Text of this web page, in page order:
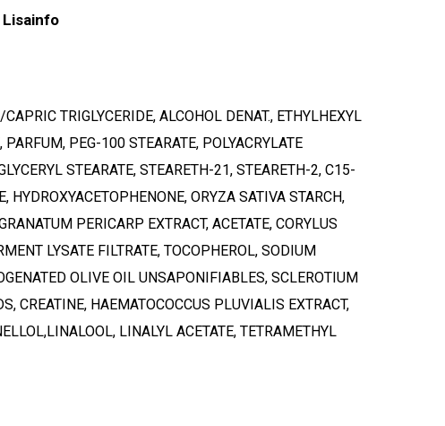
Ostukorvis ei ole tooteid.
Mine poodi
Lisainfo
TRIGLYCERIDE, ALCOHOL DENAT., ETHYLHEXYL
PEG-100 STEARATE, POLYACRYLATE
STEARATE, STEARETH-21, STEARETH-2, C15-
ORYZA SATIVA STARCH,
PERICARP EXTRACT, ACETATE, CORYLUS
LYSATE FILTRATE, TOCOPHEROL, SODIUM
OLIVE OIL UNSAPONIFIABLES, SCLEROTIUM
CREATINE, HAEMATOCOCCUS PLUVIALIS EXTRACT,
LINALYL ACETATE, TETRAMETHYL